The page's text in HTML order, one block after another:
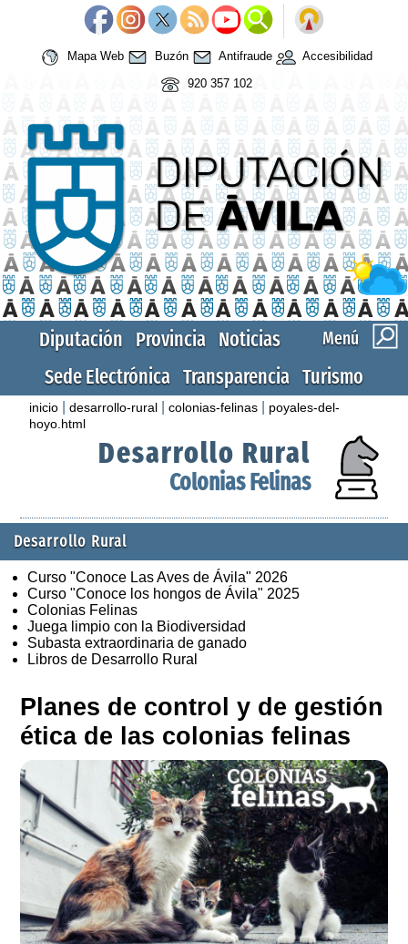
Mapa Web Buzón Antifraude
Accesibilidad
920 357 102
Menú
Diputación Provincia Noticias
Sede Electrónica Transparencia Turismo
inicio |desarrollo-rural |colonias-felinas
poyales-del-
hoyo.html
Desarrollo Rural
Colonias Felinas
Desarrollo Rural
Curso "Conoce Las Aves de Ávila" 2026
Curso "Conoce los hongos de Ávila" 2025
Colonias Felinas
Juega limpio con la Biodiversidad
Subasta extraordinaria de ganado
Libros de Desarrollo Rural
Planes de control y de gestión
ética de las colonias felinas